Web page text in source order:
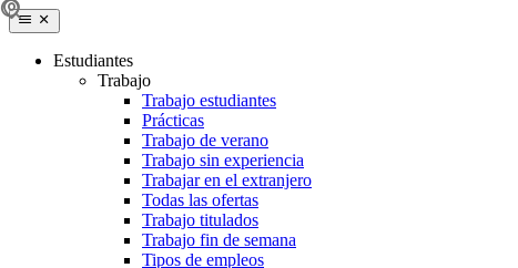
Estudiantes
Trabajo
Trabajo estudiantes
Prácticas
Trabajo de verano
Trabajo sin experiencia
Trabajar en el extranjero
Todas las ofertas
Trabajo titulados
Trabajo fin de semana
Tipos de empleos